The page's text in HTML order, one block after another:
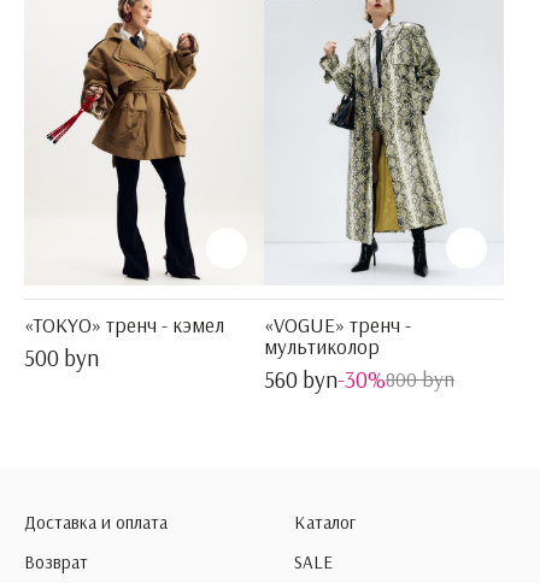
«TOKYO» тренч - кэмел
500 byn
«VOGUE» тренч -
мультиколор
560 byn-30%800 byn
Доставка и оплата
Возврат
Каталог
SALE